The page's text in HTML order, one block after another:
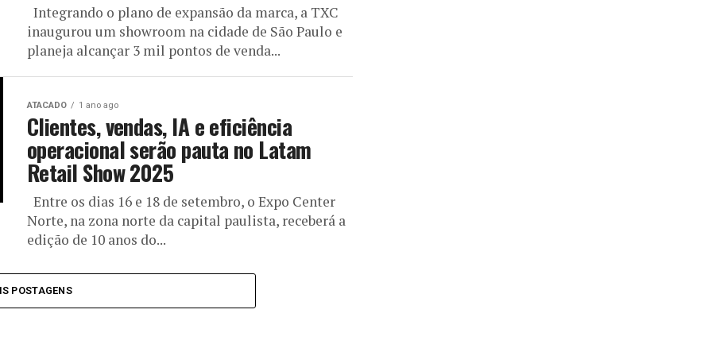
Integrando o plano de expansão da marca, a TXC
inaugurou um showroom na cidade de São Paulo e
planeja alcançar 3 mil pontos de venda...
ATACADO 1 ano ago
Clientes, vendas, IA e eficiência
operacional serão pauta no Latam
Retail Show 2025
Entre os dias 16 e 18 de setembro, o Expo Center
Norte, na zona norte da capital paulista, receberá a
edição de 10 anos do...
POSTAGENS